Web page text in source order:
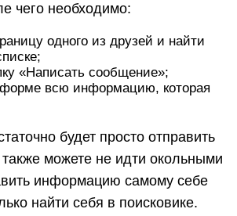
чего необходимо:
одного из друзей и найти
«Написать сообщение»;
форме всю информацию, которая
будет просто отправить
можете не идти окольными
информацию самому себе
найти себя в поисковике.